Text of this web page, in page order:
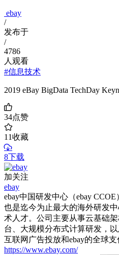
ebay
/
发布于
/
4786
人观看
#信息技术
2019 eBay BigData TechDay
34点赞
11收藏
8下载
加关注
ebay
ebay中国研发中心（ebay
也是迄今为止最大的海外研发
术人才。公司主要从事云基础
台、大规模分布式计算研发，
互联网广告投放和ebay的全球支
https://www.ebay.com/